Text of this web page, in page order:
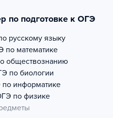
по подготовке к ОГЭ
русскому языку
по математике
обществознанию
по биологии
информатике
по физике